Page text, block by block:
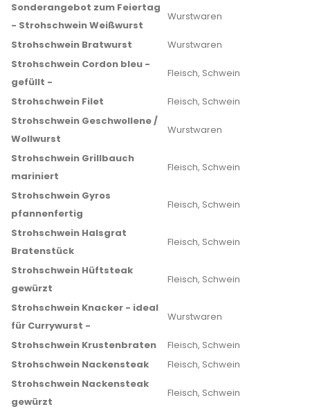
Sonderangebot zum Feiertag
- Strohschwein Weißwurst
Wurstwaren
Strohschwein Bratwurst
Wurstwaren
Strohschwein Cordon bleu -
gefüllt -
Fleisch, Schwein
Strohschwein Filet
Fleisch, Schwein
Strohschwein Geschwollene /
Wollwurst
Wurstwaren
Strohschwein Grillbauch
mariniert
Fleisch, Schwein
Strohschwein Gyros
pfannenfertig
Fleisch, Schwein
Strohschwein Halsgrat
Bratenstück
Fleisch, Schwein
Strohschwein Hüftsteak
gewürzt
Fleisch, Schwein
Strohschwein Knacker - ideal
für Currywurst -
Wurstwaren
Strohschwein Krustenbraten
Fleisch, Schwein
Strohschwein Nackensteak
Fleisch, Schwein
Strohschwein Nackensteak
gewürzt
Fleisch, Schwein